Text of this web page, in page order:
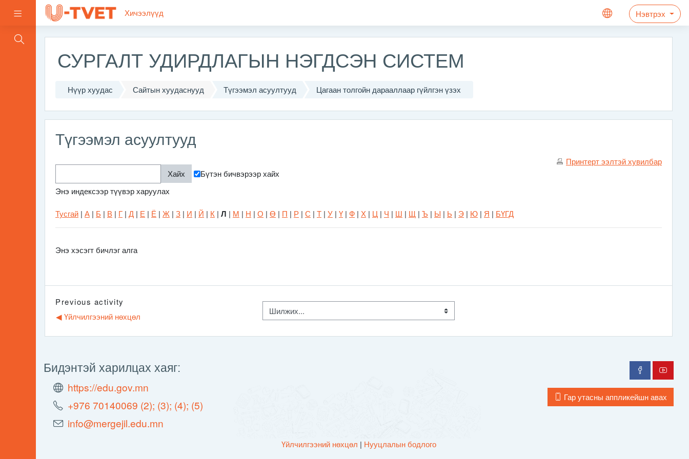
Хажуугийн самбар Хичээлүүд Нэвтрэх
Үндсэн агуулга руу шилжих
СУРГАЛТ УДИРДЛАГЫН НЭГДСЭН СИСТЕМ
Нүүр хуудас Сайтын хуудаснууд Түгээмэл асуултууд Цагаан толгойн дарааллаар гүйлгэн үзэх
Түгээмэл асуултууд
Принтерт ээлтэй хувилбар
Бүтэн бичвэрээр хайх
Энэ индексээр түүвэр харуулах
Тусгай | А | Б | В | Г | Д | Е | Ё | Ж | З | И | Й | К | Л | М | Н | О | Ө | П | Р | С | Т | У | Ү | Ф | Х | Ц | Ч | Ш | Щ | Ъ | Ы | Ь | Э | Ю | Я | БҮГД
Энэ хэсэгт бичлэг алга
Previous activity
◀︎ Үйлчилгээний нөхцөл
Шилжих...
Бидэнтэй харилцах хаяг:
https://edu.gov.mn
+976 70140069 (2); (3); (4); (5)
info@mergejil.edu.mn
Гар утасны аппликейшн авах
Үйлчилгээний нөхцөл | Нууцлалын бодлого